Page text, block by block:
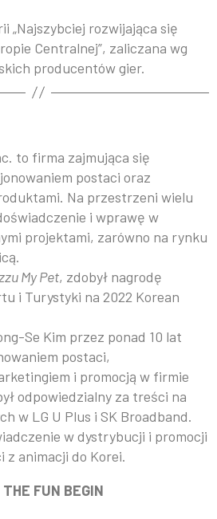
„Najszybciej rozwijająca się
Centralnej”, zaliczana wg
producentów gier.
to firma zajmująca się
postaci oraz
Na przestrzeni wielu
i wprawę w
projektami, zarówno na rynku
My Pet, zdobył nagrodę
i Turystyki na 2022 Korean
Se Kim przez ponad 10 lat
postaci,
i promocją w firmie
odpowiedzialny za treści na
w LG U Plus i SK Broadband.
w dystrybucji i promocji
z animacji do Korei.
FUN BEGIN